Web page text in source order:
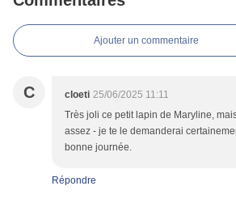
Ajouter un commentaire
C cloeti 25/06/2025 11:11
Très joli ce petit lapin de Maryline,
assez - je te le demanderai
bonne journée.
Répondre